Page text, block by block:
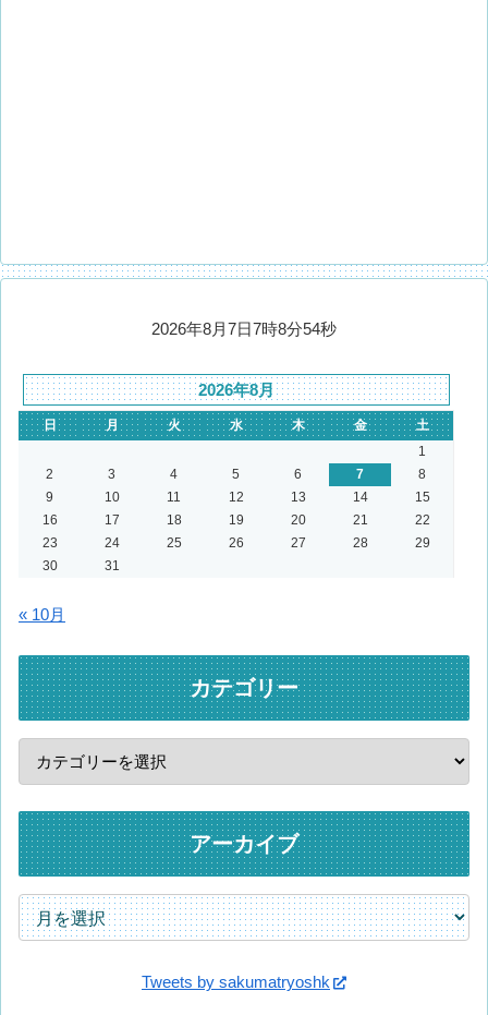
2026年8月7日7時8分54秒
2026年8月
日 月 火 水 木 金
土
1
2
3 4 5 6 7
8
9
10 11 12 13 14
15
16
17 18 19 20 21
22
23
24 25 26 27 28
29
30
31
« 10月
カテゴリー
アーカイブ
Tweets by sakumatryoshk